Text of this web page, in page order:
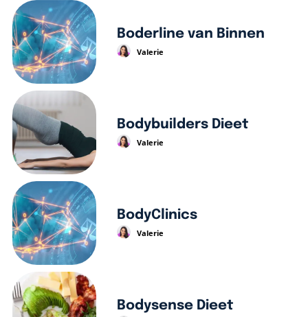
Boderline van Binnen
Valerie
Bodybuilders Dieet
Valerie
BodyClinics
Valerie
Bodysense Dieet